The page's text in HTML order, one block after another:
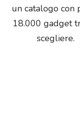
un catalogo con
18.000 gadget
scegliere.